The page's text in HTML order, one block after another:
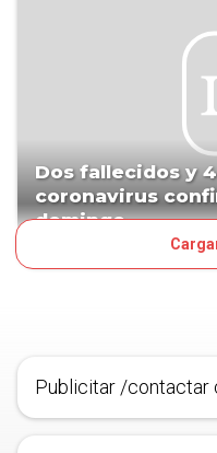
Dos fallecidos y
coronavirus
domingo
Publicitar /contactar